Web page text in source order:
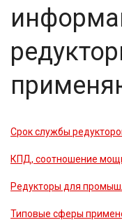
Срок службы
КПД, соотношение
Редукторы для
Типовые сферы